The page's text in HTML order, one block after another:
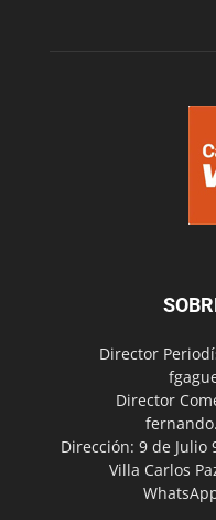
Director
Director
Dirección: 9 de Julio
Villa Carlos